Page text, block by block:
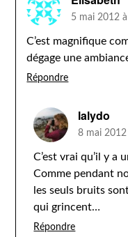
5 mai 2012
C’est magnifique
dégage une
Répondre
lalydo
8 mai
C’est vrai qu’il y a
Comme pendant
les seuls bruits
qui grincent…
Répondre